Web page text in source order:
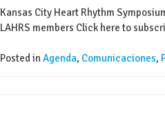
Kansas City Heart Rhythm
LAHRS members Click here to
Posted in Agenda, Comunicaciones,